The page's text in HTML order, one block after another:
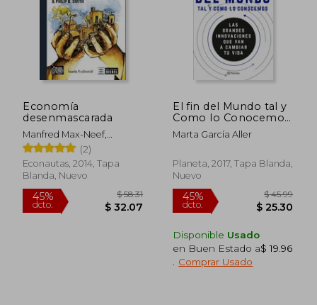
45%
dcto.
45%
dcto.
Economía
desenmascarada
Manfred Max-Neef,
Antonio Elizalde, Martín
Hopenhayn
(2)
Econautas, 2014, Tapa
Blanda, Nuevo
El fin del Mundo tal y
Como lo Conocemos:
Las Grandes
Innovaciones que van
Marta García Aller
Planeta, 2017, Tapa Blanda,
Nuevo
Disponible Usado
en Buen Estado a$ 19.96
Comprar Usado